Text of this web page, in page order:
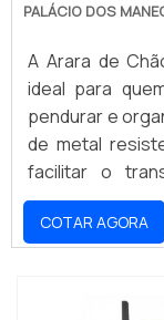
PALÁCIO DOS
A Arara de
ideal para
pendurar e
de metal
facilitar o
compacta e
se encaixa em
você pode
COTAR AGORA